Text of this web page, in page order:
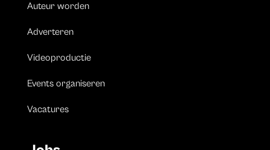
Auteur worden
Adverteren
Videoproductie
Events organiseren
Vacatures